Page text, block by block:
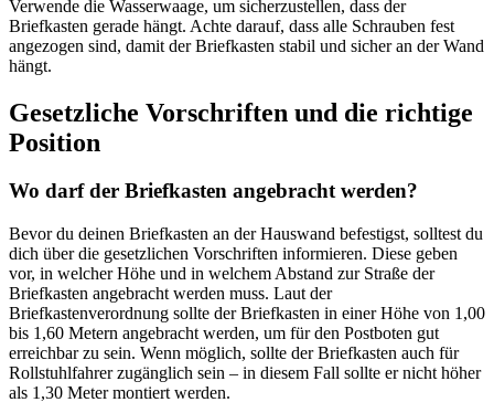
Verwende die Wasserwaage, um sicherzustellen, dass der
Briefkasten gerade hängt. Achte darauf, dass alle Schrauben fest
angezogen sind, damit der Briefkasten stabil und sicher an der Wand
hängt.
Gesetzliche Vorschriften und die richtige
Position
Wo darf der Briefkasten angebracht werden?
Bevor du deinen Briefkasten an der Hauswand befestigst, solltest du
dich über die gesetzlichen Vorschriften informieren. Diese geben
vor, in welcher Höhe und in welchem Abstand zur Straße der
Briefkasten angebracht werden muss. Laut der
Briefkastenverordnung sollte der Briefkasten in einer Höhe von 1,00
bis 1,60 Metern angebracht werden, um für den Postboten gut
erreichbar zu sein. Wenn möglich, sollte der Briefkasten auch für
Rollstuhlfahrer zugänglich sein – in diesem Fall sollte er nicht höher
als 1,30 Meter montiert werden.